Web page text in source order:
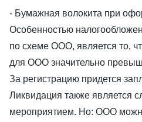
- Бумажная волокита при
Особенностью
по схеме ООО, является то,
для ООО значительно
За регистрацию придется
Ликвидация также является
мероприятием. Но: ООО